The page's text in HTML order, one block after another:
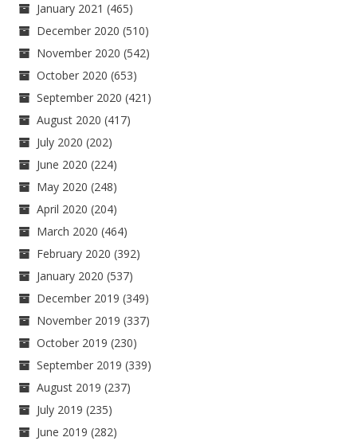
January 2021 (465)
December 2020 (510)
November 2020 (542)
October 2020 (653)
September 2020 (421)
August 2020 (417)
July 2020 (202)
June 2020 (224)
May 2020 (248)
April 2020 (204)
March 2020 (464)
February 2020 (392)
January 2020 (537)
December 2019 (349)
November 2019 (337)
October 2019 (230)
September 2019 (339)
August 2019 (237)
July 2019 (235)
June 2019 (282)